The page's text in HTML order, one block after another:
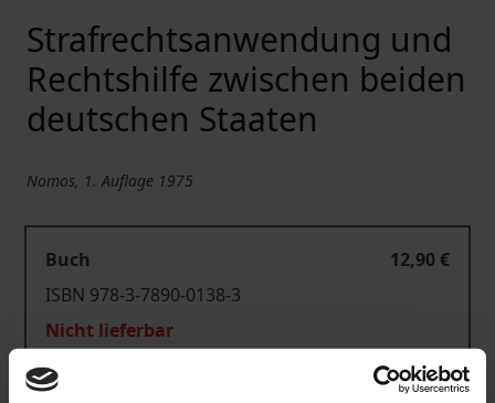
Strafrechtsanwendung und
Rechtshilfe zwischen beiden
deutschen Staaten
Nomos, 1. Auflage 1975
Buch
12,90 €
ISBN 978-3-7890-0138-3
Nicht lieferbar